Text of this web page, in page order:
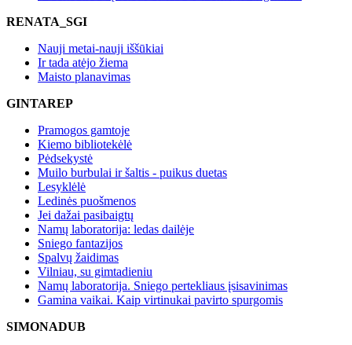
RENATA_SGI
Nauji metai-nauji iššūkiai
Ir tada atėjo žiema
Maisto planavimas
GINTAREP
Pramogos gamtoje
Kiemo bibliotekėlė
Pėdsekystė
Muilo burbulai ir šaltis - puikus duetas
Lesyklėlė
Ledinės puošmenos
Jei dažai pasibaigtų
Namų laboratorija: ledas dailėje
Sniego fantazijos
Spalvų žaidimas
Vilniau, su gimtadieniu
Namų laboratorija. Sniego pertekliaus įsisavinimas
Gamina vaikai. Kaip virtinukai pavirto spurgomis
SIMONADUB